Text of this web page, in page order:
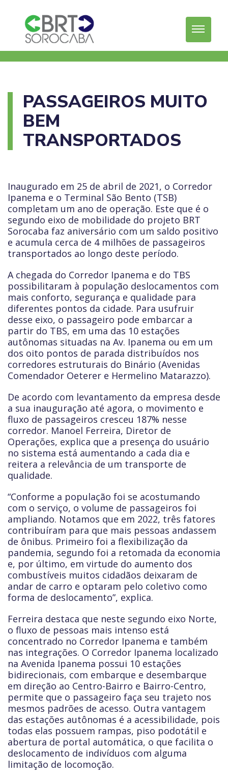
PASSAGEIROS MUITO
BEM
TRANSPORTADOS
Inaugurado em 25 de abril de 2021, o Corredor
Ipanema e o Terminal São Bento (TSB)
completam um ano de operação. Este que é o
segundo eixo de mobilidade do projeto BRT
Sorocaba faz aniversário com um saldo positivo
e acumula cerca de 4 milhões de passageiros
transportados ao longo deste período.
A chegada do Corredor Ipanema e do TBS
possibilitaram à população deslocamentos com
mais conforto, segurança e qualidade para
diferentes pontos da cidade. Para usufruir
desse eixo, o passageiro pode embarcar a
partir do TBS, em uma das 10 estações
autônomas situadas na Av. Ipanema ou em um
dos oito pontos de parada distribuídos nos
corredores estruturais do Binário (Avenidas
Comendador Oeterer e Hermelino Matarazzo).
De acordo com levantamento da empresa desde
a sua inauguração até agora, o movimento e
fluxo de passageiros cresceu 187% nesse
corredor. Manoel Ferreira, Diretor de
Operações, explica que a presença do usuário
no sistema está aumentando a cada dia e
reitera a relevância de um transporte de
qualidade.
“Conforme a população foi se acostumando
com o serviço, o volume de passageiros foi
ampliando. Notamos que em 2022, três fatores
contribuíram para que mais pessoas andassem
de ônibus. Primeiro foi a flexibilização da
pandemia, segundo foi a retomada da economia
e, por último, em virtude do aumento dos
combustíveis muitos cidadãos deixaram de
andar de carro e optaram pelo coletivo como
forma de deslocamento”, explica.
Ferreira destaca que neste segundo eixo Norte,
o fluxo de pessoas mais intenso está
concentrado no Corredor Ipanema e também
nas integrações. O Corredor Ipanema localizado
na Avenida Ipanema possui 10 estações
bidirecionais, com embarque e desembarque
em direção ao Centro-Bairro e Bairro-Centro,
permite que o passageiro faça seu trajeto nos
mesmos padrões de acesso. Outra vantagem
das estações autônomas é a acessibilidade, pois
todas elas possuem rampas, piso podotátil e
abertura de portal automática, o que facilita o
deslocamento de indivíduos com alguma
limitação de locomoção.